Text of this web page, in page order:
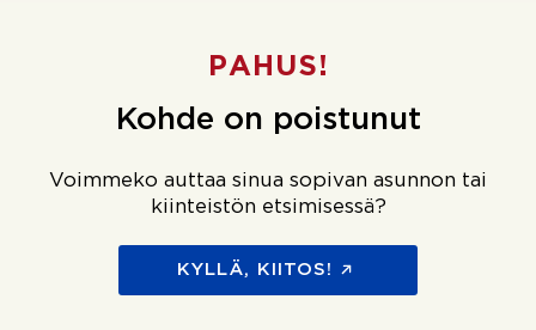
PAHUS!
Kohde on poistunut
Voimmeko auttaa sinua sopivan asunnon tai
kiinteistön etsimisessä?
KYLLÄ, KIITOS!